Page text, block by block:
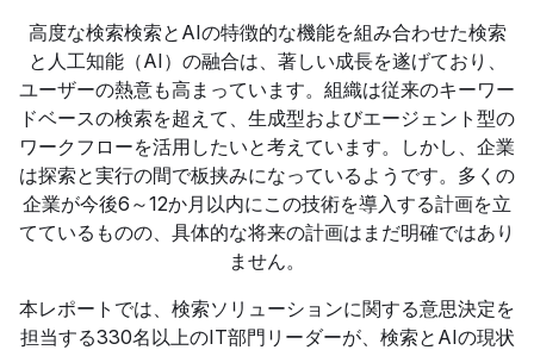
高度な検索検索とAIの特徴的な機能を組み合わせた検索
と人工知能（AI）の融合は、著しい成長を遂げており、
ユーザーの熱意も高まっています。組織は従来のキーワー
ドベースの検索を超えて、生成型およびエージェント型の
ワークフローを活用したいと考えています。しかし、企業
は探索と実行の間で板挟みになっているようです。多くの
企業が今後6～12か月以内にこの技術を導入する計画を立
てているものの、具体的な将来の計画はまだ明確ではあり
ません。
本レポートでは、検索ソリューションに関する意思決定を
担当する330名以上のIT部門リーダーが、検索とAIの現状